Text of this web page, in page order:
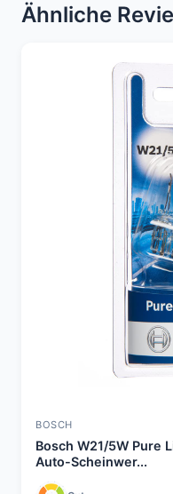
Ähnliche
BOSCH
Bosch W21/5W Pure
Auto-Scheinwer...